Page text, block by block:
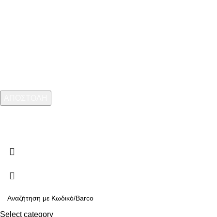
Select category